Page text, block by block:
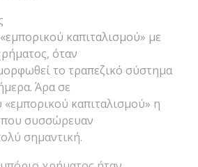
καπιταλισμού» με
όταν
το τραπεζικό σύστημα
Άρα σε
καπιταλισμού» η
συσσώρευαν
σημαντική.